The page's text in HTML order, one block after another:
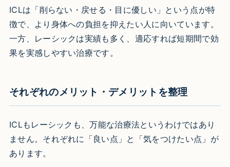
ICLは「削らない・戻せる・目に優しい」という点が特
徴で、より身体への負担を抑えたい人に向いています。
一方、レーシックは実績も多く、適応すれば短期間で効
果を実感しやすい治療です。
それぞれのメリット・デメリットを整理
ICLもレーシックも、万能な治療法というわけではあり
ません。それぞれに「良い点」と「気をつけたい点」が
あります。